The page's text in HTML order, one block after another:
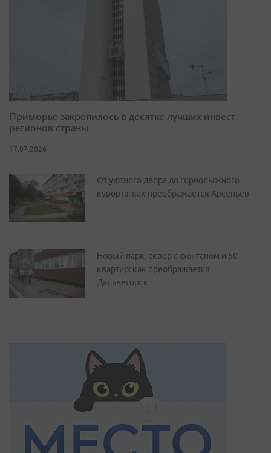
Приморье закрепилось в десятке лучших инвест-
регионов страны
17.07.2026
От уютного двора до горнолыжного
курорта: как преображается Арсеньев
Новый парк, сквер с фонтаном и 50
квартир: как преображается
Дальнегорск